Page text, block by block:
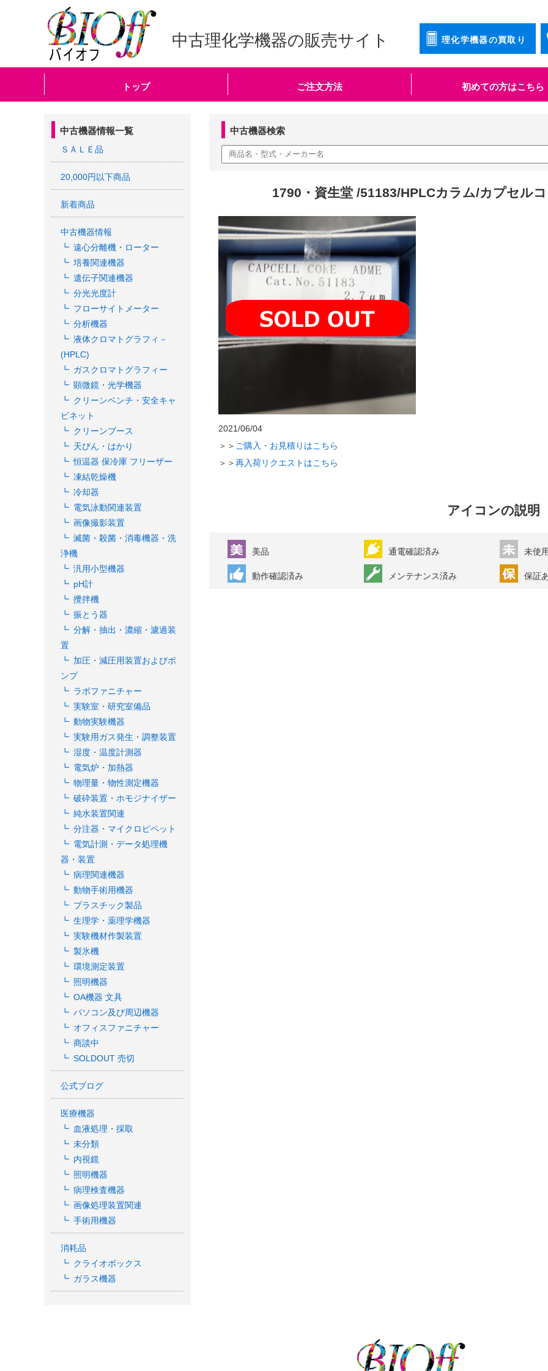
中古理化学機器の販売サイト 理化学機器の買取り
トップ ご注文方法 初めての方はこちら
中古機器情報一覧
ＳＡＬＥ品
20,000円以下商品
新着商品
中古機器情報
遠心分離機・ローター
培養関連機器
遺伝子関連機器
分光光度計
フローサイトメーター
分析機器
液体クロマトグラフィ－
(HPLC)
ガスクロマトグラフィー
顕微鏡・光学機器
クリーンベンチ・安全キャ
ビネット
クリーンブース
天びん・はかり
恒温器 保冷庫 フリーザー
凍結乾燥機
冷却器
電気泳動関連装置
画像撮影装置
滅菌・殺菌・消毒機器・洗
浄機
汎用小型機器
pH計
攪拌機
振とう器
分解・抽出・濃縮・濾過装
置
加圧・減圧用装置およびポ
ンプ
ラボファニチャー
実験室・研究室備品
動物実験機器
実験用ガス発生・調整装置
湿度・温度計測器
電気炉・加熱器
物理量・物性測定機器
破砕装置・ホモジナイザー
純水装置関連
分注器・マイクロピペット
電気計測・データ処理機
器・装置
病理関連機器
動物手術用機器
プラスチック製品
生理学・薬理学機器
実験機材作製装置
製氷機
環境測定装置
照明機器
OA機器 文具
パソコン及び周辺機器
オフィスファニチャー
商談中
SOLDOUT 売切
公式ブログ
医療機器
血液処理・採取
未分類
内視鏡
照明機器
病理検査機器
画像処理装置関連
手術用機器
消耗品
クライオボックス
ガラス機器
中古機器検索
1790・資生堂 /51183/HPLCカラム/カプセル
2021/06/04
＞＞ ご購入・お見積りはこちら
＞＞再入荷リクエストはこちら
アイコンの説明
美品 通電確認済み 未使
動作確認済み メンテナンス済み 保証